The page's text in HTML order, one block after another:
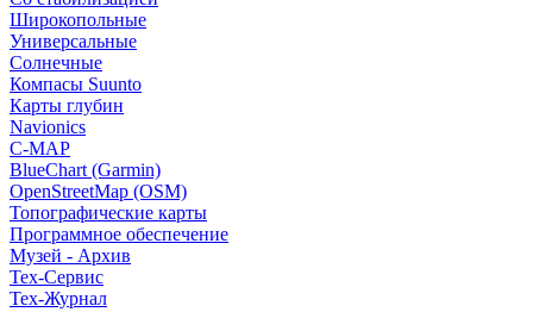
Широкопольные
Универсальные
Солнечные
Компасы Suunto
Карты глубин
Navionics
C-MAP
BlueChart (Garmin)
OpenStreetMap (OSM)
Топографические карты
Программное обеспечение
Музей - Архив
Tex-Сервис
Тех-Журнал